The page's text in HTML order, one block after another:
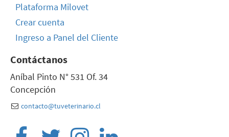
Plataforma Milovet
Crear cuenta
Ingreso a Panel del Cliente
Contáctanos
Aníbal Pinto N° 531 Of. 34
Concepción
contacto@tuveterinario.cl